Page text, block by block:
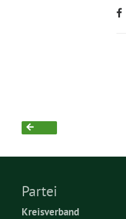
Partei
Kreisverband